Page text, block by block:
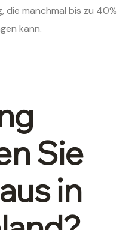
die manchmal bis zu 40%
kann.
Sie
in